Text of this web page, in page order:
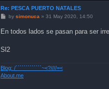
Re: PESCA PUERTO NATALES
P
t
by simonuca » 31 May 2020, 14:50
En todos lados se pasan para ser
Sl2
Blog: /`````````````~<?////=<
About.me